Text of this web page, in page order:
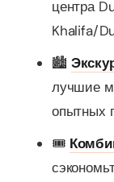
центра
Khalifa/
🏙️
лучшие
опытных
🎟️